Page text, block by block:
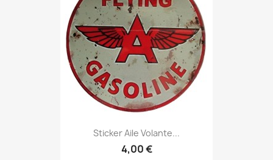
Sticker Aile Volante...
4,00 €